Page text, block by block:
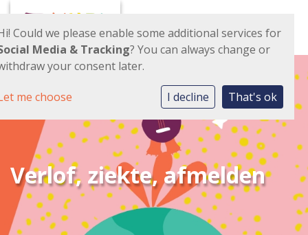
Verlof, ziekte, afmelden
Could we please enable some additional services for
Media & Tracking? You can always change or
your consent later.
me choose I decline That's ok